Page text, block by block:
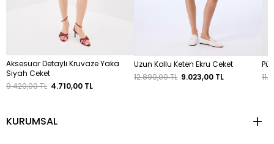
Aksesuar Detaylı Kruvaze Yaka
Siyah Ceket
9.420,00 TL 4.710,00 TL
Uzun Kollu Keten Ekru Ceket
12.890,00 TL 9.023,00 TL
KURUMSAL